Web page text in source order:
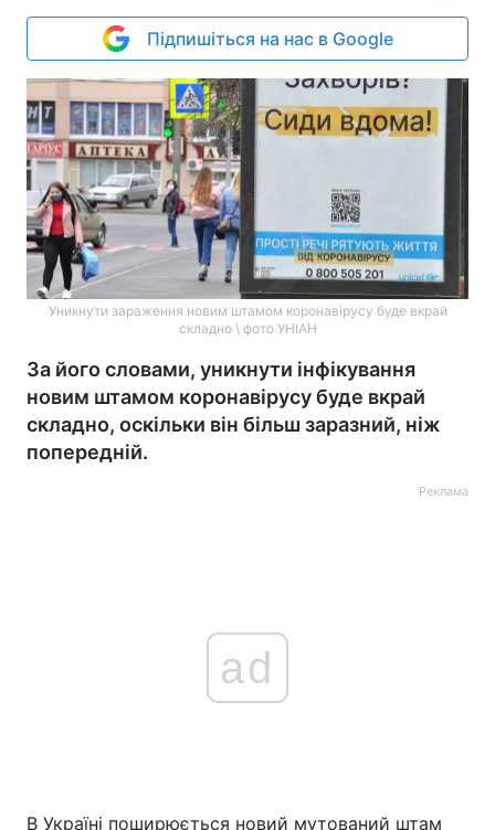
Підпишіться на нас в Google
Уникнути зараження новим штамом коронавірусу буде вкрай
складно \ фото УНІАН
За його словами, уникнути інфікування
новим штамом коронавірусу буде вкрай
складно, оскільки він більш заразний, ніж
попередній.
Реклама
ad
В Україні поширюється новий мутований штам